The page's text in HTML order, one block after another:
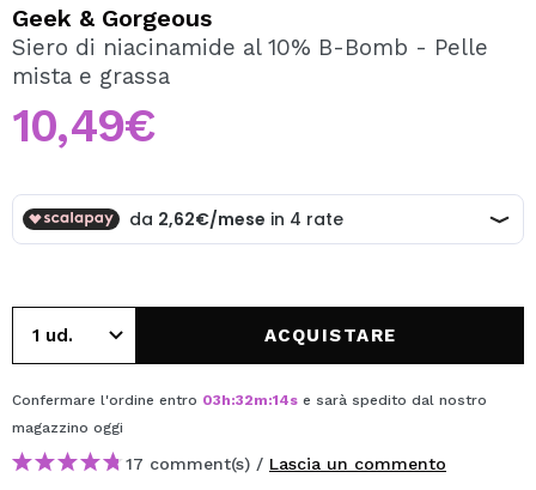
Creando un account su Maquibeauty.it potrai fare i tuoi
acquisti velocemente, controllare lo stato dei tuoi ordini e
Geek & Gorgeous
Siero di niacinamide al 10% B-Bomb - Pelle
mista e grassa
10,49€
ACQUISTARE
Confermare l'ordine entro 03h:32m:14s e sarà spedito dal nostro
magazzino oggi
17 comment(s) / Lascia un commento